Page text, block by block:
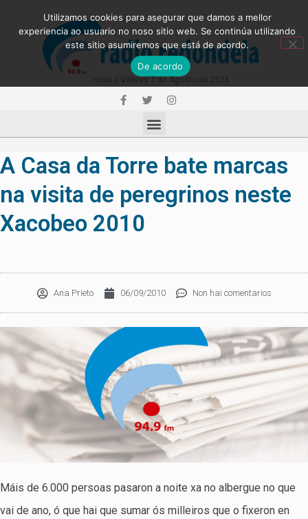
A Casa da Torre bate marcas
na visita de peregrinos neste
Xacobeo 2010
Ana Prieto 06/09/2010 Non hai comentarios
Máis de 6.000 persoas pasaron a noite xa no albergue no que
vai de ano, ó que hai que sumar ós milleiros que o fixeron en
Utilizamos cookies para asegurar que damos a mellor
experiencia ao usuario no noso sitio web. Se continúa utilizando
este sitio asumiremos que está de acordo.
De acordo